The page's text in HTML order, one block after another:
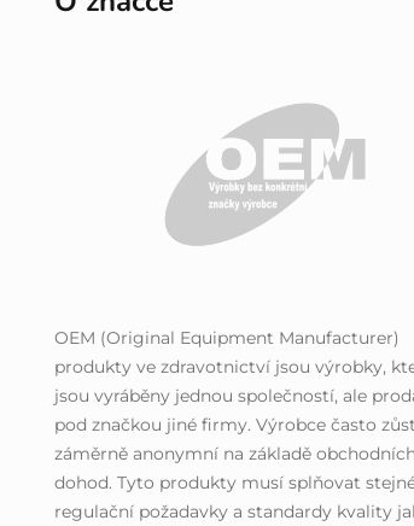
OEM (Original Equipment Manufacturer)
produkty ve zdravotnictví jsou výrobky,
jsou vyráběny jednou společností, ale
pod značkou jiné firmy. Výrobce často
záměrně anonymní na základě obchodních
dohod. Tyto produkty musí splňovat
regulační požadavky a standardy kvality